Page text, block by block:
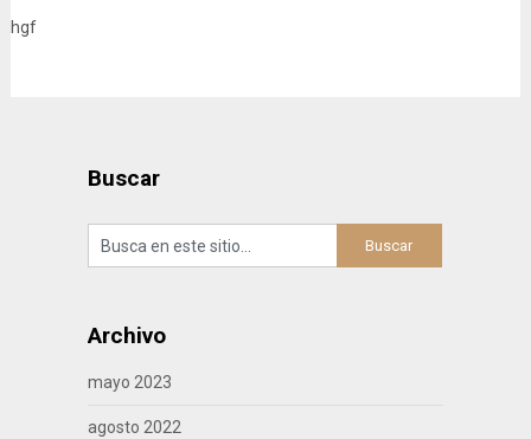
hgf
Buscar
Archivo
mayo 2023
agosto 2022